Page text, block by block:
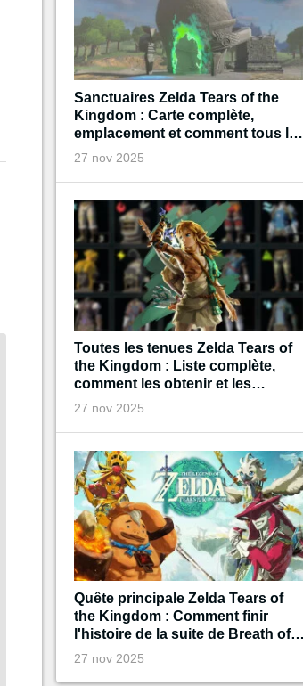
Sanctuaires Zelda Tears of the
Kingdom : Carte complète,
emplacement et comment tous les
terminer
27 nov 2025
Toutes les tenues Zelda Tears of
the Kingdom : Liste complète,
comment les obtenir et les
améliorer ?
27 nov 2025
Quête principale Zelda Tears of
the Kingdom : Comment finir
l'histoire de la suite de Breath of
the Wild
27 nov 2025